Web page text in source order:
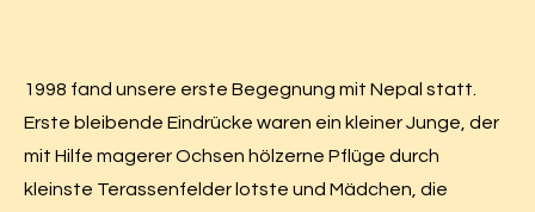
1998 fand unsere erste Begegnung mit Nepal statt.
Erste bleibende Eindrücke waren ein kleiner Junge, der
mit Hilfe magerer Ochsen hölzerne Pflüge durch
kleinste Terassenfelder lotste und Mädchen, die